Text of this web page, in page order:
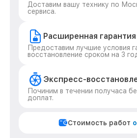
Доставим вашу технику по
сервиса.
Расширенная гарантия
Предоставим лучшие условия
восстановление сроком на 3
Экспресс-
Починим в течении получаса
доплат.
Стоимость работ